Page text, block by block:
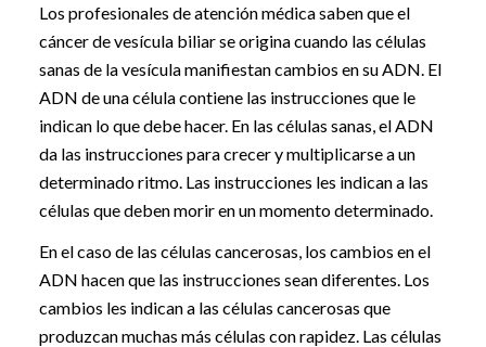
Los profesionales de atención médica saben que el
cáncer de vesícula biliar se origina cuando las células
sanas de la vesícula manifiestan cambios en su ADN. El
ADN de una célula contiene las instrucciones que le
indican lo que debe hacer. En las células sanas, el ADN
da las instrucciones para crecer y multiplicarse a un
determinado ritmo. Las instrucciones les indican a las
células que deben morir en un momento determinado.
En el caso de las células cancerosas, los cambios en el
ADN hacen que las instrucciones sean diferentes. Los
cambios les indican a las células cancerosas que
produzcan muchas más células con rapidez. Las células